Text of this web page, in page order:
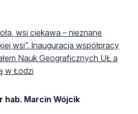
wsi ciekawa – nieznane
wsi”. Inauguracja współpracy
Nauk Geograficznych UŁ a
w Łodzi
hab. Marcin Wójcik